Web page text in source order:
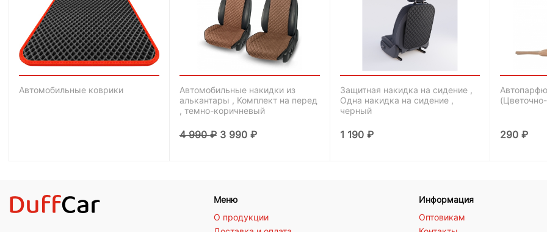
Автомобильные коврики
Автомобильные накидки из
алькантары , Комплект на перед
, темно-коричневый
4 990₽ 3 990 ₽
Защитная накидка на сидение ,
Одна накидка на сидение ,
черный
1 190 ₽ 290₽
Меню
О продукции
Информация
Оптовикам